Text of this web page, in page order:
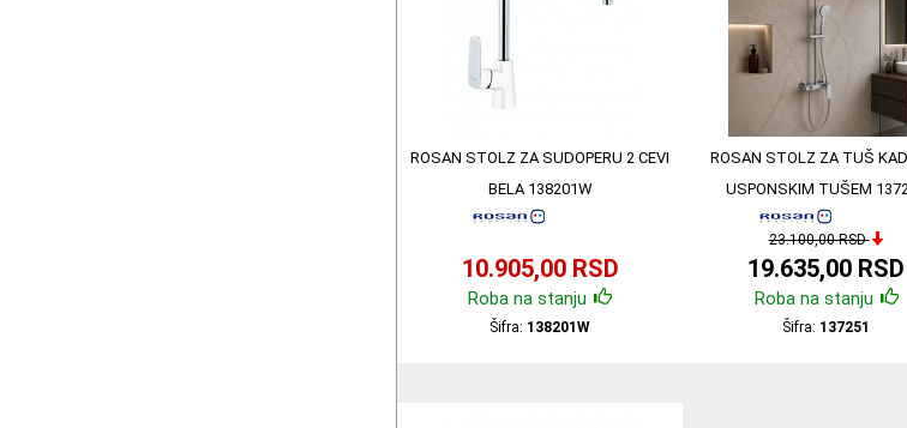
ROSAN STOLZ ZA SUDOPERU 2 CEVI
BELA 138201W
10.905,00 RSD
Roba na stanju
Šifra: 138201W
ROSAN STOLZ ZA TUŠ
USPONSKIM TUŠEM
23.100,00 RSD
19.635,00 RSD
Roba na stanju
Šifra: 137251